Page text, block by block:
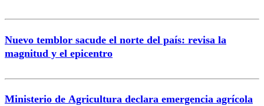
Nuevo temblor sacude el norte del país: revisa la
magnitud y el epicentro
Ministerio de Agricultura declara emergencia agrícola